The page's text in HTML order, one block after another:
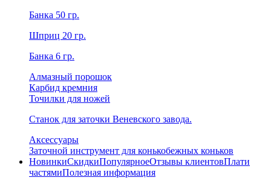
Банка 50 гр.
Шприц 20 гр.
Банка 6 гр.
Алмазный порошок
Карбид кремния
Точилки для ножей
Станок для заточки Веневского завода.
Аксессуары
Заточной инструмент для конькобежных коньков
НовинкиСкидкиПопулярноеОтзывы клиентовПлати
частямиПолезная информация